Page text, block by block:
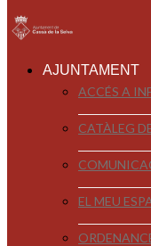
AJUNTAMENT
ACCÉS A
CATÀLEG
EL MEU